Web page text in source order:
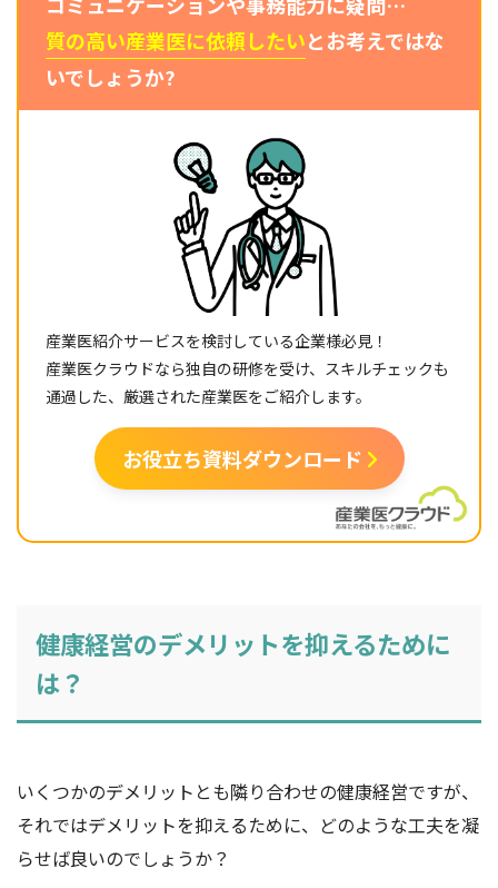
質の高い産業医に依頼したいとお考えではな
いでしょうか?
産業医紹介サービスを検討している企業様必見！
産業医クラウドなら独自の研修を受け、スキルチェックも
通過した、厳選された産業医をご紹介します。
お役立ち資料ダウンロード
健康経営のデメリットを抑えるために
は？
いくつかのデメリットとも隣り合わせの健康経営ですが、
それではデメリットを抑えるために、どのような工夫を凝
らせば良いのでしょうか？